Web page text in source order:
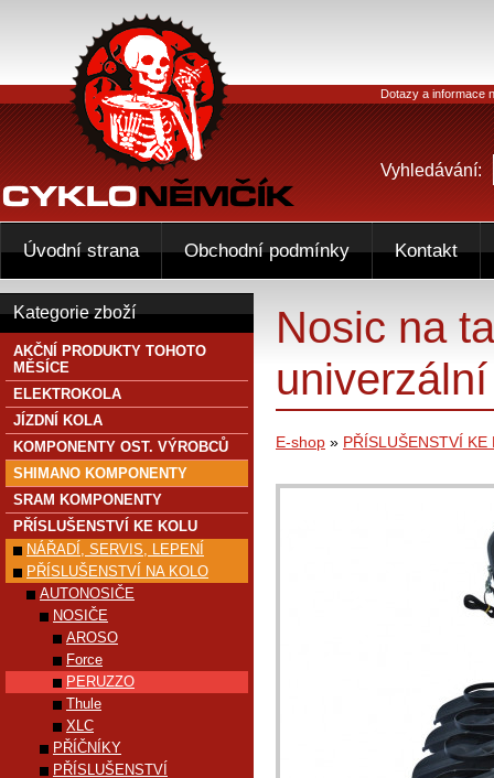
Nosic na
E-shop » PŘÍSLUŠENSTVÍ KE
Kategorie zboží
AKČNÍ PRODUKTY TOHOTO
MĚSÍCE
ELEKTROKOLA
JÍZDNÍ KOLA
KOMPONENTY OST. VÝROBCŮ
SHIMANO KOMPONENTY
SRAM KOMPONENTY
PŘÍSLUŠENSTVÍ KE KOLU
NÁŘADÍ, SERVIS, LEPENÍ
PŘÍSLUŠENSTVÍ NA KOLO
AUTONOSIČE
NOSIČE
AROSO
Force
PERUZZO
Thule
XLC
PŘÍČNÍKY
PŘÍSLUŠENSTVÍ
Dotazy a informace
Vyhledávání:
Úvodní strana Obchodní podmínky Kontakt